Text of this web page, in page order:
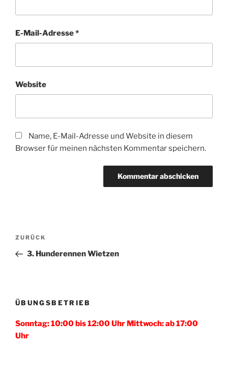
E-Mail-Adresse*
Website
Name, E-Mail-Adresse und Website in diesem
Browser für meinen nächsten Kommentar speichern.
Beitragsnavigation
Vorheriger
Beitrag
ZURÜCK
3. Hunderennen Wietzen
ÜBUNGSBETRIEB
Sonntag: 10:00 bis 12:00 Uhr Mittwoch: ab 17:00
Uhr